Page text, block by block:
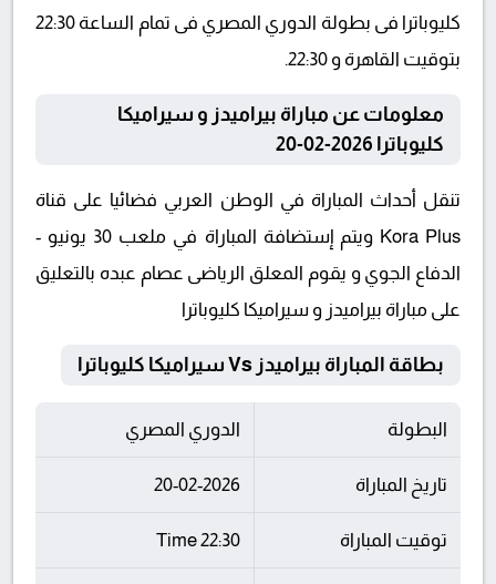
كليوباترا فى بطولة الدوري المصري فى تمام الساعة 22:30
بتوقيت القاهرة و 22:30.
معلومات عن مباراة بيراميدز و سيراميكا
كليوباترا 2026-02-20
تنقل أحداث المباراة في الوطن العربي فضائيا على قناة
Kora Plus ويتم إستضافة المباراة في ملعب 30 يونيو -
الدفاع الجوي و يقوم المعلق الرياضى عصام عبده بالتعليق
على مباراة بيراميدز و سيراميكا كليوباترا
بطاقة المباراة بيراميدز Vs سيراميكا كليوباترا
البطولة الدوري المصري
تاريخ المباراة 20-02-2026
توقيت المباراة 22:30 Time